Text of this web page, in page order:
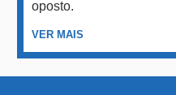
oposto.
VER MAIS